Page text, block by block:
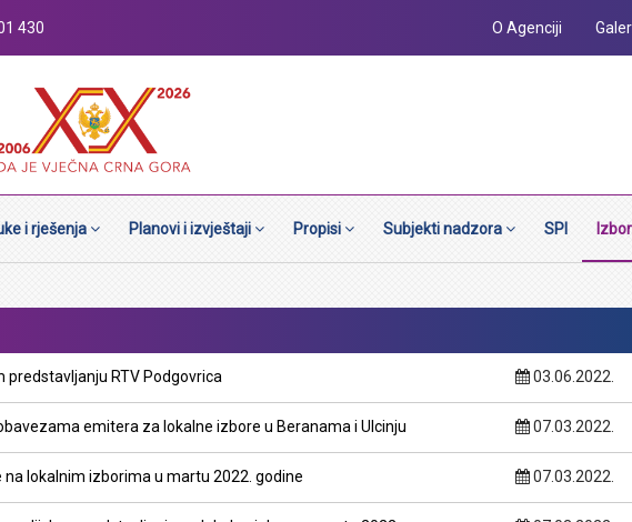
430 O Agenciji
i rješenja Planovi i izvještaji Propisi Subjekti nadzora SPI
predstavljanju RTV Podgovrica 03.06.2022.
emitera za lokalne izbore u Beranama i Ulcinju 07.03.2022.
na lokalnim izborima u martu 2022. godine 07.03.2022.